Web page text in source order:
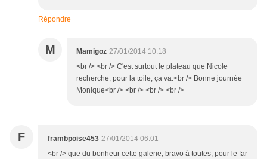
Répondre
M Mamigoz 27/01/2014 10:18
<br /> <br /> C'est surtout le plateau que Nicole
recherche, pour la toile, ça va.<br /> Bonne journée
Monique<br /> <br /> <br /> <br />
F frambpoise453 27/01/2014 06:01
<br /> que du bonheur cette galerie, bravo à toutes, pour le far